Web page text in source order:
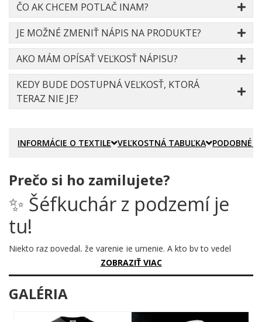
ČO AK CHCEM POTLAČ INAM?
JE MOŽNÉ ZMENIŤ NÁPIS NA PRODUKTE?
AKO MÁM OPÍSAŤ VEĽKOSŤ NÁPISU?
KEDY BUDE DOSTUPNÁ VEĽKOSŤ, KTORÁ
TERAZ NIE JE?
INFORMÁCIE O TEXTILE VEĽKOSTNÁ TABUĽKA PODOBNÉ
Prečo si ho zamilujete?
✨ Šéfkuchár z podzemí je
tu!
Niekto raz povedal, že varenie je umenie. A kto by to vedel
lepšie ako žížala s kuchárskou čiapkou a drevenou vareškou v
ruke? Tento motív dokazuje, že talent sa skrýva na tých
najnečakanejších miestach – aj hlboko pod zemou.
Prečo je tento motív úžasný?
ZOBRAZIŤ VIAC
GALÉRIA